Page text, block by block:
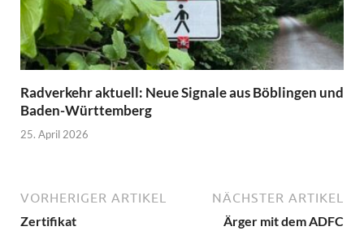
Radverkehr aktuell: Neue Signale aus Böblingen und
Baden-Württemberg
25. April 2026
VORHERIGER ARTIKEL
Zertifikat
NÄCHSTER ARTIKEL
Ärger mit dem ADFC